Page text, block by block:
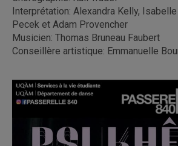
Interprétation: Alexandra Kelly, Isabelle
Pecek et Adam Provencher
Musicien: Thomas Bruneau Faubert
Conseillère artistique: Emmanuelle